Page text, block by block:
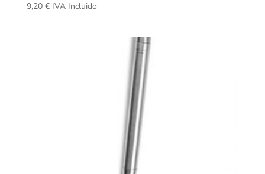
9,20 € IVA Incluido